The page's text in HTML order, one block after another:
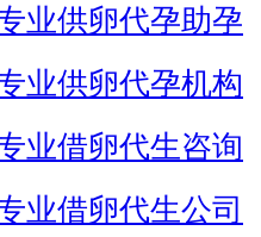
业供卵代孕助孕
业供卵代孕机构
业借卵代生咨询
业借卵代生公司